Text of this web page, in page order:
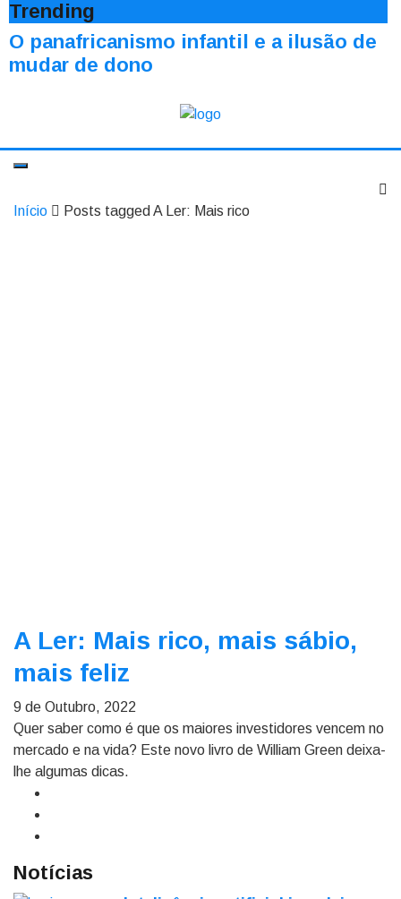
Trending
O panafricanismo infantil e a ilusão de
mudar de dono
Início Posts tagged A Ler: Mais rico
A Ler: Mais rico, mais sábio,
mais feliz
9 de Outubro, 2022
Quer saber como é que os maiores investidores vencem no
mercado e na vida? Este novo livro de William Green deixa-
lhe algumas dicas.
Notícias